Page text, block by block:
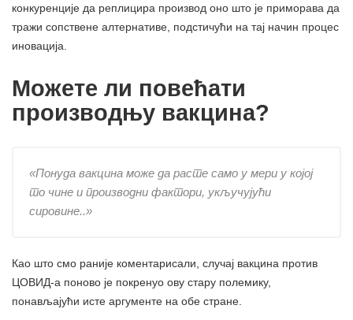
конкуренције да реплицира производ оно што је приморава да
тражи сопствене алтернативе, подстичући на тај начин процес
иновација.
Можете ли повећати
производњу вакцина?
«Понуда вакцина може да расте само у мери у којој
то чине и производни фактори, укључујући
сировине..»
Као што смо раније коментарисали, случај вакцина против
ЦОВИД-а поново је покренуо ову стару полемику,
понављајући исте аргументе на обе стране.